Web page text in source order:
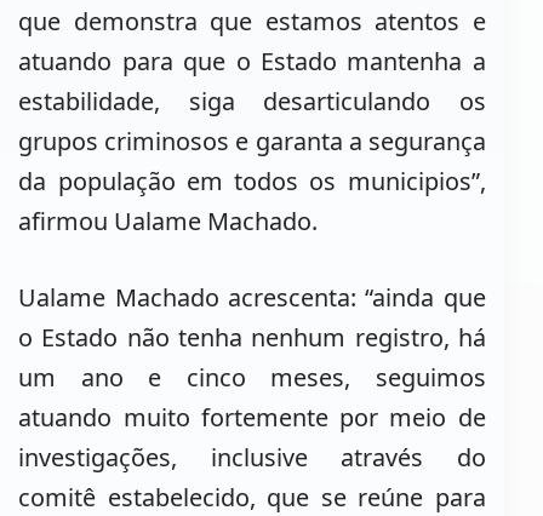
que demonstra que estamos atentos e
atuando para que o Estado mantenha a
estabilidade, siga desarticulando os
grupos criminosos e garanta a segurança
da população em todos os municipios”,
afirmou Ualame Machado.
Ualame Machado acrescenta: “ainda que
o Estado não tenha nenhum registro, há
um ano e cinco meses, seguimos
atuando muito fortemente por meio de
investigações, inclusive através do
comitê estabelecido, que se reúne para